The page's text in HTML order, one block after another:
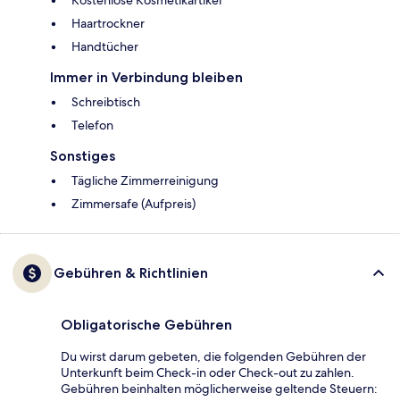
Haartrockner
Handtücher
Immer in Verbindung bleiben
Schreibtisch
Telefon
Sonstiges
Tägliche Zimmerreinigung
Zimmersafe (Aufpreis)
Gebühren & Richtlinien
Obligatorische Gebühren
Du wirst darum gebeten, die folgenden Gebühren der
Unterkunft beim Check-in oder Check-out zu zahlen.
Gebühren beinhalten möglicherweise geltende Steuern: